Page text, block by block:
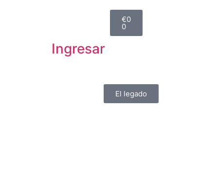
Ingresar
€0
0
El legado